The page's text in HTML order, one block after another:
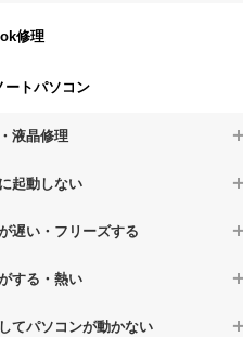
題
クトップPC】セキュリティ対策をし
クトップPC】ウィルス感染のその他
クトップPC】電源故障
クトップPC】液晶ディスプレイ交換
クトップPC】マザーボード交換
修理
ートパソコン
液晶修理
トパソコン】画面の割れ・破損
起動しない
トパソコン】電源を押しても反応が
トパソコン】電源を押しても何も表
遅い・フリーズする
トパソコン】操作中の動作が重い
する・熱い
トパソコン】パソコンから異音がす
てパソコンが動かない